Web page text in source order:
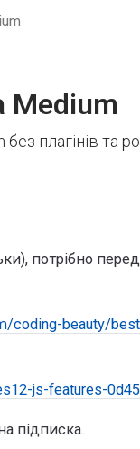
Medium
без плагінів та
потрібно
coding-beauty/
js-features-
підписка.